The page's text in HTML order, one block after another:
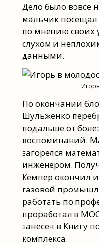
Дело было вовсе
мальчик
по мнению своих
слухом и
данными.
По окончании
Шульженко
подальше от
воспоминаний.
загорелся
инженером.
Кемпер окончил
газовой
работать по
проработал в
занесен в Книгу
комплекса.